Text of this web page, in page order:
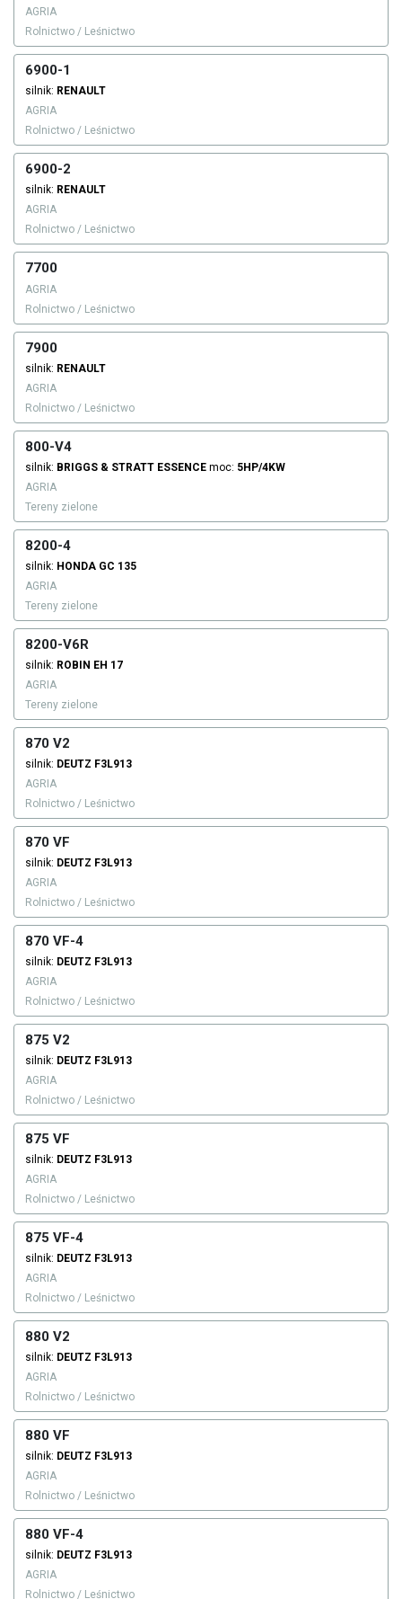
AGRIA
Rolnictwo / Leśnictwo
6900-1
silnik: RENAULT
AGRIA
Rolnictwo / Leśnictwo
6900-2
silnik: RENAULT
AGRIA
Rolnictwo / Leśnictwo
7700
AGRIA
Rolnictwo / Leśnictwo
7900
silnik: RENAULT
AGRIA
Rolnictwo / Leśnictwo
800-V4
silnik: BRIGGS & STRATT ESSENCE moc: 5HP/4KW
AGRIA
Tereny zielone
8200-4
silnik: HONDA GC 135
AGRIA
Tereny zielone
8200-V6R
silnik: ROBIN EH 17
AGRIA
Tereny zielone
870 V2
silnik: DEUTZ F3L913
AGRIA
Rolnictwo / Leśnictwo
870 VF
silnik: DEUTZ F3L913
AGRIA
Rolnictwo / Leśnictwo
870 VF-4
silnik: DEUTZ F3L913
AGRIA
Rolnictwo / Leśnictwo
875 V2
silnik: DEUTZ F3L913
AGRIA
Rolnictwo / Leśnictwo
875 VF
silnik: DEUTZ F3L913
AGRIA
Rolnictwo / Leśnictwo
875 VF-4
silnik: DEUTZ F3L913
AGRIA
Rolnictwo / Leśnictwo
880 V2
silnik: DEUTZ F3L913
AGRIA
Rolnictwo / Leśnictwo
880 VF
silnik: DEUTZ F3L913
AGRIA
Rolnictwo / Leśnictwo
880 VF-4
silnik: DEUTZ F3L913
AGRIA
Rolnictwo / Leśnictwo